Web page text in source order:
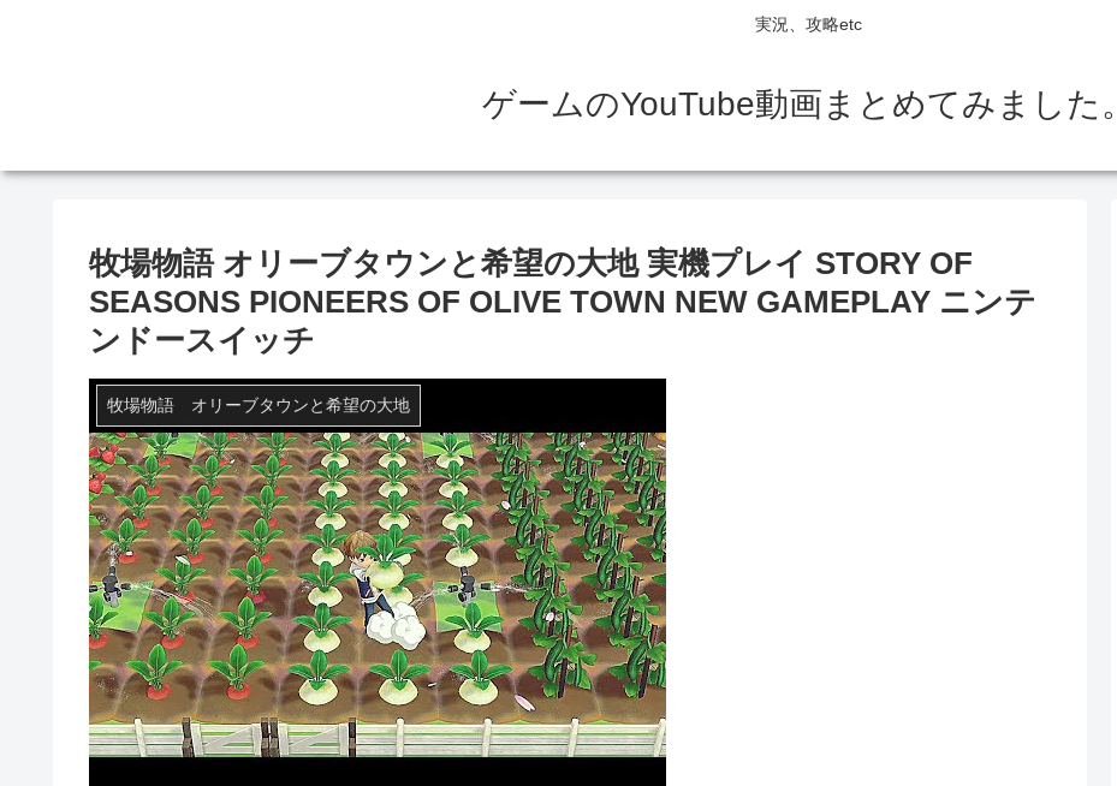
実況、攻略etc
ゲームのYouTube動画まとめてみました。
牧場物語 オリーブタウンと希望の大地 実機プレイ STORY OF
SEASONS PIONEERS OF OLIVE TOWN NEW GAMEPLAY ニンテ
ンドースイッチ
牧場物語 オリーブタウンと希望の大地